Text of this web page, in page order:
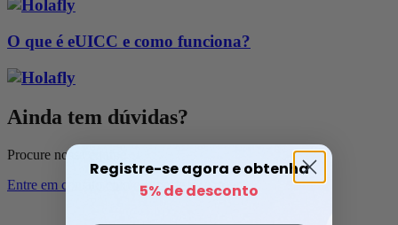
O que é eUICC e como funciona?
Ainda tem dúvidas?
Procure nossa equipe.
Entre em contato com o suporte
Registre-se agora e obtenha
5% de desconto